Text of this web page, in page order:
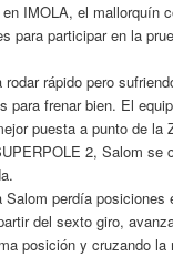
IMOLA, el mallorquín
para participar en la
rodar rápido pero
para frenar bien. El
puesta a punto de la
2, Salom se
Salom perdía posiciones
del sexto giro,
posición y cruzando la